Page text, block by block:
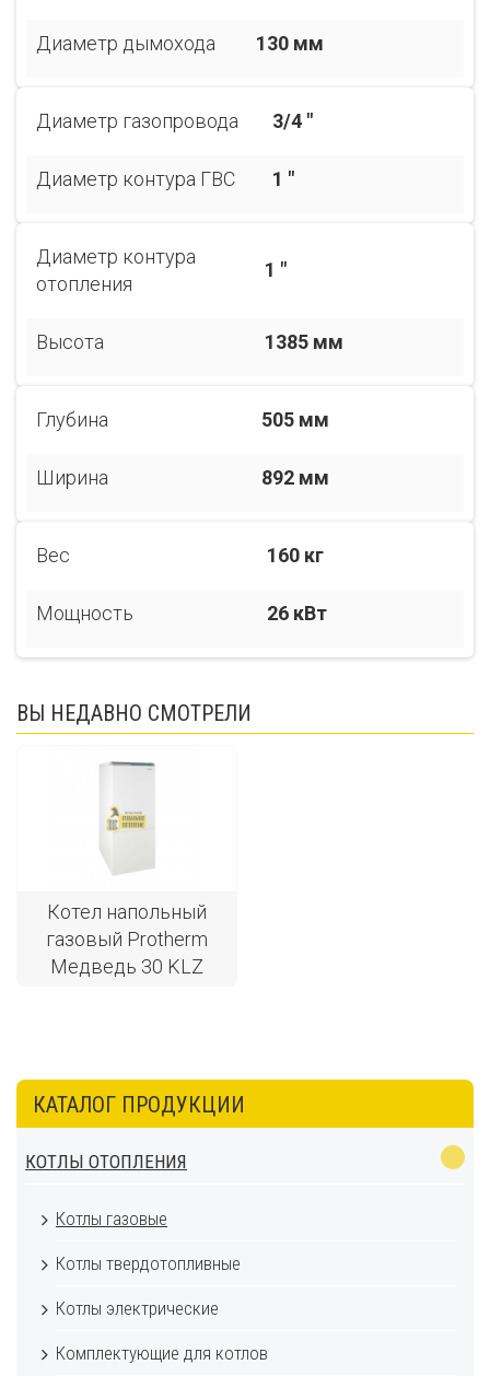
Диаметр дымохода 130 мм
Диаметр газопровода 3/4 "
Диаметр контура ГВС 1 "
Диаметр контура
отопления
1 "
Высота 1385 мм
Глубина 505 мм
Ширина 892 мм
Вес 160 кг
Мощность 26 кВт
ВЫ НЕДАВНО СМОТРЕЛИ
Котел напольный
газовый Protherm
Медведь 30 KLZ
КАТАЛОГ ПРОДУКЦИИ
КОТЛЫ ОТОПЛЕНИЯ
Котлы газовые
Котлы твердотопливные
Котлы электрические
Комплектующие для котлов